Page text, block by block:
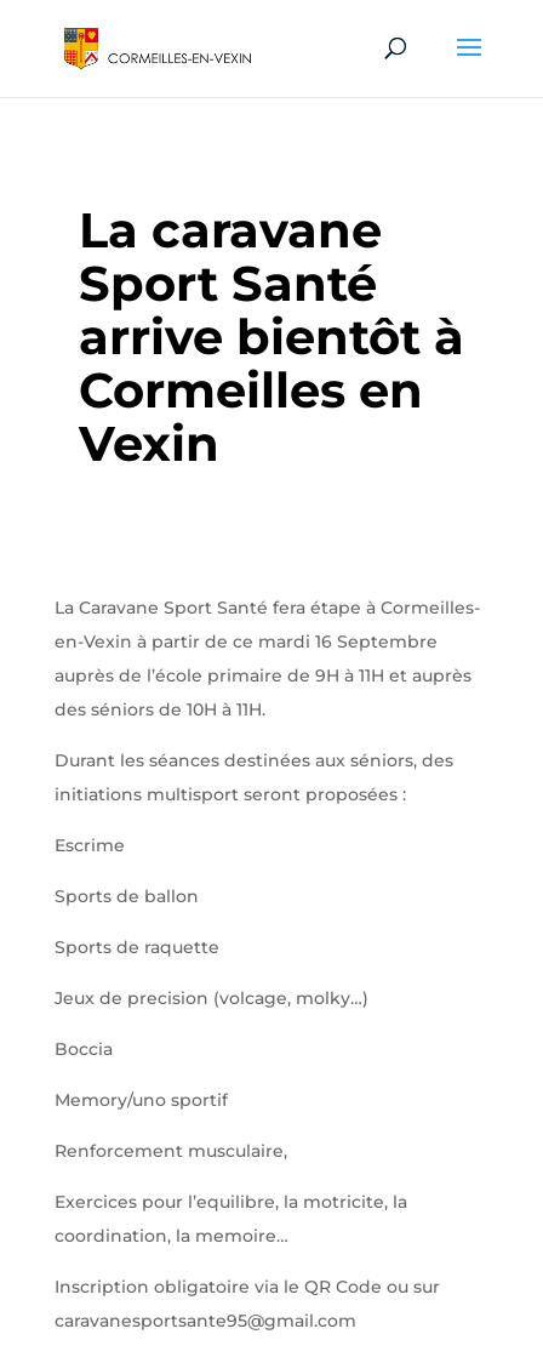
La caravane
Sport Santé
arrive bientôt à
Cormeilles en
Vexin
La Caravane Sport Santé fera étape à Cormeilles-
en-Vexin à partir de ce mardi 16 Septembre
auprès de l’école primaire de 9H à 11H et auprès
des séniors de 10H à 11H.
Durant les séances destinées aux séniors, des
initiations multisport seront proposées :
Escrime
Sports de ballon
Sports de raquette
Jeux de precision (volcage, molky…)
Boccia
Memory/uno sportif
Renforcement musculaire,
Exercices pour l’equilibre, la motricite, la
coordination, la memoire…
Inscription obligatoire via le QR Code ou sur
caravanesportsante95@gmail.com